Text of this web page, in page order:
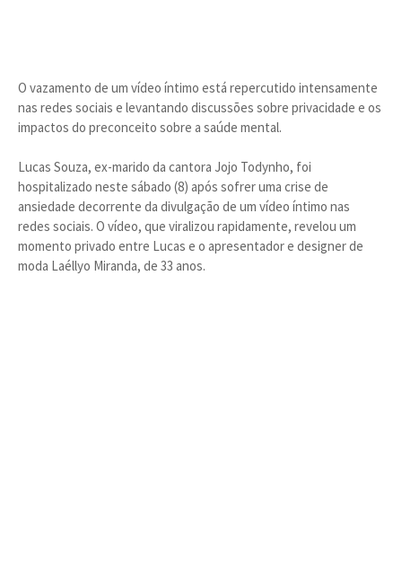
O vazamento de um vídeo íntimo está repercutido intensamente
nas redes sociais e levantando discussões sobre privacidade e os
impactos do preconceito sobre a saúde mental.
Lucas Souza, ex-marido da cantora Jojo Todynho, foi
hospitalizado neste sábado (8) após sofrer uma crise de
ansiedade decorrente da divulgação de um vídeo íntimo nas
redes sociais. O vídeo, que viralizou rapidamente, revelou um
momento privado entre Lucas e o apresentador e designer de
moda Laéllyo Miranda, de 33 anos.